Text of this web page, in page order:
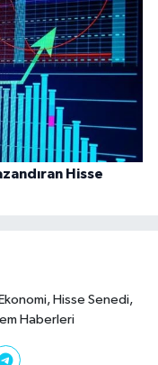
Hisse
Hisse Senedi,
Haberleri